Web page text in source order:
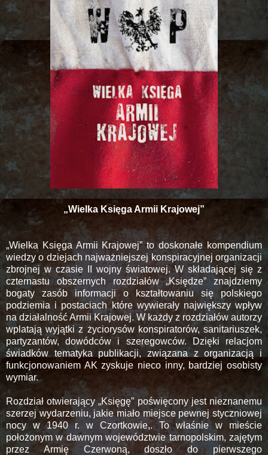
„Wielka Księga Armii Krajowej”
„Wielka Księga Armii Krajowej” to doskonałe kompendium
wiedzy o dziejach najważniejszej konspiracyjnej organizacji
zbrojnej w czasie II wojny światowej. W składającej się z
czternastu obszernych rozdziałów „Księdze” znajdziemy
bogaty zasób informacji o kształtowaniu się polskiego
podziemia i postaciach które wywierały największy wpływ
na działalność Armii Krajowej. W każdy z rozdziałów autorzy
wplatają wyjątki z życiorysów konspiratorów, sanitariuszek,
partyzantów, dowódców i szeregowców. Dzięki relacjom
świadków tematyka publikacji, związana z organizacją i
funkcjonowaniem AK zyskuje nieco inny, bardziej osobisty
wymiar.
Rozdział otwierający „Księgę” poświęcony jest nieznanemu
szerzej wydarzeniu, jakie miało miejsce pewnej styczniowej
nocy w 1940 r. w Czortkowie,. To właśnie w mieście
położonym w dawnym województwie tarnopolskim, zajętym
przez Armię Czerwoną, doszło do pierwszego